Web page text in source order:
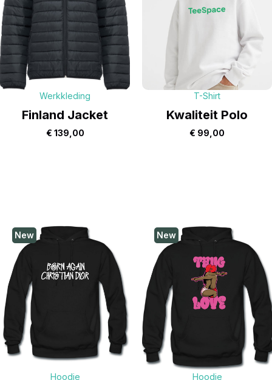
Werkkleding
Finland Jacket
€ 139,00
T-Shirt
Kwaliteit Polo
€ 99,00
New
Hoodie
New
Hoodie